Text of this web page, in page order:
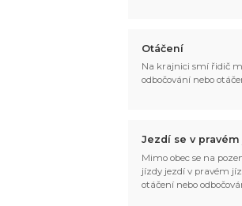
Otáčení
Na krajnici smí řidič
odbočování nebo
Jezdí se v
Mimo obec se na
jízdy jezdí v pravém
otáčení nebo